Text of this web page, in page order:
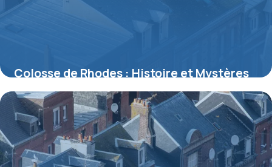
Colosse de Rhodes : Histoire et Mystères
2026
9 juillet 2026